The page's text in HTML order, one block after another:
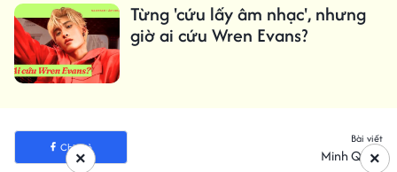
Từng 'cứu lấy âm nhạc', nhưng
giờ ai cứu Wren Evans?
Chia sẻ
Bài viết
Minh Quân
×
×